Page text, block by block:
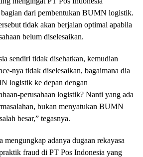
dari pembentukan BUMN logistik.
tidak akan berjalan optimal apabila
belum diselesaikan.
sendiri tidak disehatkan, kemudian
nya tidak diselesaikan, bagaimana dia
logistik ke depan dengan
perusahaan logistik? Nanti yang ada
bukan menyatukan BUMN
besar,” tegasnya.
mengungkap adanya dugaan rekayasa
fraud di PT Pos Indonesia yang